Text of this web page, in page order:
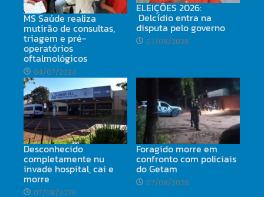
MS Saúde realiza
mutirão de consultas,
triagem e pré-
operatórios
oftalmológicos
04/07/2024
ELEIÇÕES 2026:
Delcídio entra na
disputa pelo governo
07/08/2026
Desconhecido
completamente nu
invade hospital, cai e
morre
07/08/2026
Foragido morre em
confronto com policiais
do Getam
07/08/2026